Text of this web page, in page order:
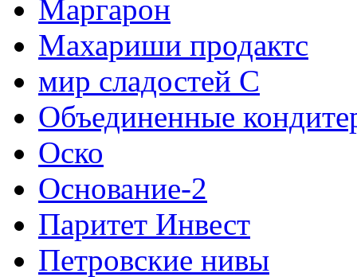
Маргарон
Махариши продактс
мир сладостей С
Объединенные
Оско
Основание-2
Паритет Инвест
Петровские нивы